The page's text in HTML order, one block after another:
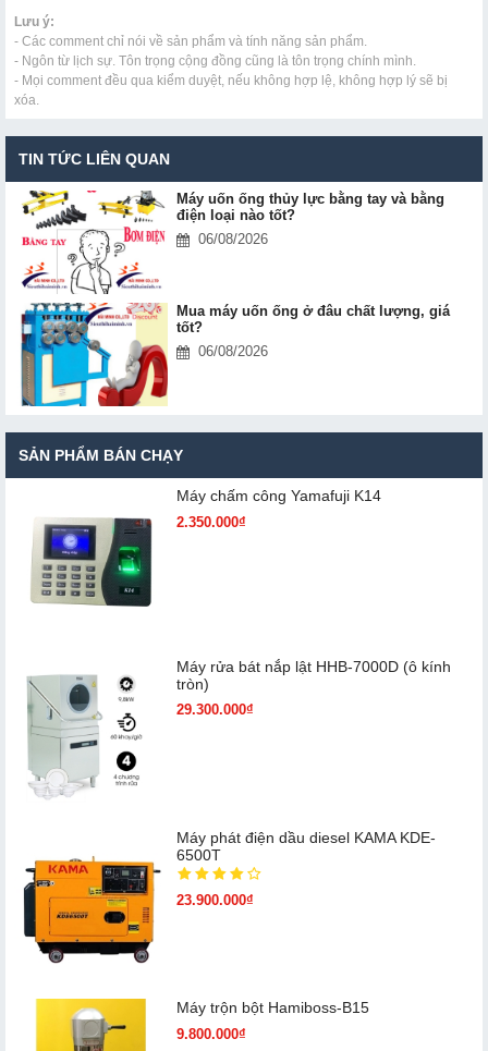
Lưu ý:
- Các comment chỉ nói về sản phẩm và tính năng sản phẩm.
- Ngôn từ lịch sự. Tôn trọng cộng đồng cũng là tôn trọng chính mình.
- Mọi comment đều qua kiểm duyệt, nếu không hợp lệ, không hợp lý sẽ bị
xóa.
TIN TỨC LIÊN QUAN
Máy uốn ống thủy lực bằng tay và bằng
điện loại nào tốt?
06/08/2026
Mua máy uốn ống ở đâu chất lượng, giá
tốt?
06/08/2026
SẢN PHẨM BÁN CHẠY
Máy chấm cô​ng Yamafuji K14
2.350.000₫
Máy rửa bát nắp lật HHB-7000D (ô kính
tròn)
29.300.000₫
Máy phát điện dầu diesel KAMA KDE-
6500T
23.900.000₫
Máy trộn bột Hamiboss-B15
9.800.000₫